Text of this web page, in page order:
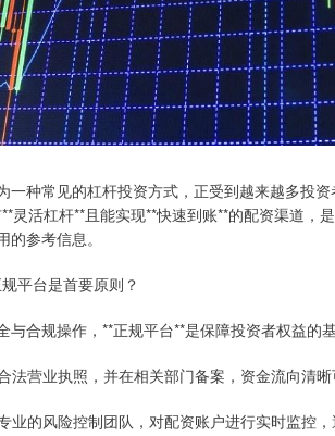
一种常见的杠杆投资方式，正受到越来越多投
灵活杠杆**且能实现**快速到账**的配资渠道
参考信息。
平台是首要原则？
与合规操作，**正规平台**是保障投资者权益的
法营业执照，并在相关部门备案，资金流向清晰
业的风险控制团队，对配资账户进行实时监控，